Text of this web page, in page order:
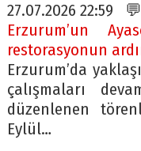
27.07.2026 22:59
Erzurum’un
restorasyonun
Erzurum’da
çalışmaları
düzenlenen
Eylül…